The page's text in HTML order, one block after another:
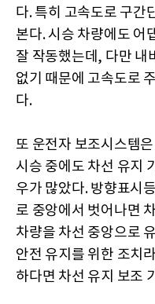
다. 특히 고속도로 구간
본다. 시승 차량에도 어
잘 작동했는데, 다만 내
없기 때문에 고속도로
다.
또 운전자 보조시스템
시승 중에도 차선 유지
우가 많았다. 방향표시
로 중앙에서 벗어나면
차량을 차선 중앙으로
안전 유지를 위한 조치
하다면 차선 유지 보조